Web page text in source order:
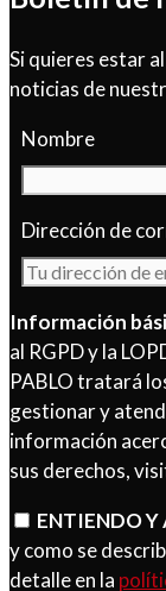
Si quieres estar
noticias de
Nombre
Dirección de
Información
al RGPD y la
PABLO tratará
gestionar y
información
sus derechos,
ENTIENDO Y
y como se
detalle en la